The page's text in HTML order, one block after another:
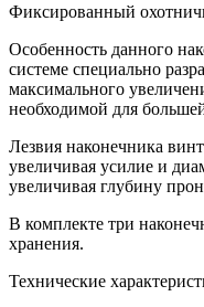
Фиксированный
Особенность данного
системе специально
максимального
необходимой для
Лезвия наконечника
увеличивая усилие и
увеличивая глубину
В комплекте три
хранения.
Технические